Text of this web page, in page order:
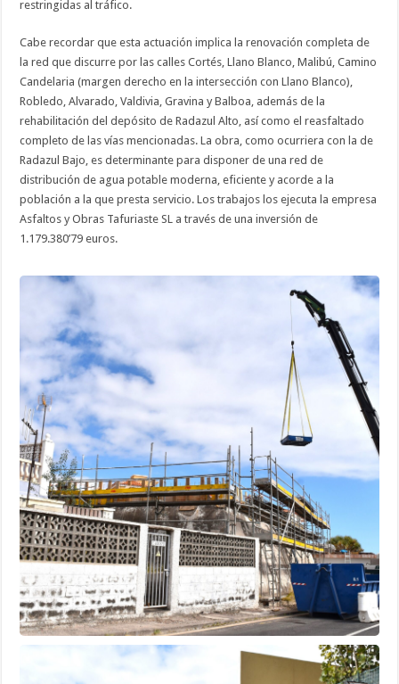
restringidas al tráfico.
Cabe recordar que esta actuación implica la renovación completa de
la red que discurre por las calles Cortés, Llano Blanco, Malibú, Camino
Candelaria (margen derecho en la intersección con Llano Blanco),
Robledo, Alvarado, Valdivia, Gravina y Balboa, además de la
rehabilitación del depósito de Radazul Alto, así como el reasfaltado
completo de las vías mencionadas. La obra, como ocurriera con la de
Radazul Bajo, es determinante para disponer de una red de
distribución de agua potable moderna, eficiente y acorde a la
población a la que presta servicio. Los trabajos los ejecuta la empresa
Asfaltos y Obras Tafuriaste SL a través de una inversión de
1.179.380’79 euros.